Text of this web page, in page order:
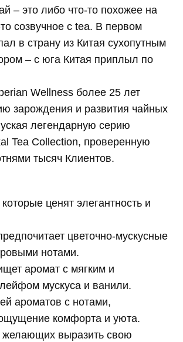
– это либо что-то похожее на
созвучное с tea. В первом
в страну из Китая сухопутным
– с юга Китая приплыл по
Wellness более 25 лет
зарождения и развития чайных
легендарную серию
Tea Collection, проверенную
тысяч Клиентов.
ценят элегантность и
цветочно-мускусные
нотами.
аромат с мягким и
мускуса и ванили.
ароматов с нотами,
комфорта и уюта.
выразить свою